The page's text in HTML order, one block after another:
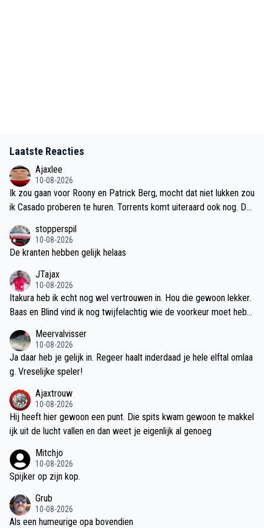
Laatste Reacties
Ajaxlee
10-08-2026
Ik zou gaan voor Roony en Patrick Berg, mocht dat niet lukken zou
ik Casado proberen te huren. Torrents komt uiteraard ook nog. Dan
en. Ik zou Itakura zeker nog een kans geven. Itakura is een tactisc
h sterke speler en ik denk dat hij onder Michel wel kan opbloeien.
nog een speler halen die in de buurt komt van zijn stats. Lang is ee
n vervelend mannetje maar zou voetballend een goede vervanger
zijn die in de buurt kan komen van de stats van Godts
stopperspil
10-08-2026
De kranten hebben gelijk helaas
JTajax
10-08-2026
Itakura heb ik echt nog wel vertrouwen in. Hou die gewoon lekker.
Baas en Blind vind ik nog twijfelachtig wie de voorkeur moet hebb
Meervalvisser
10-08-2026
Ja daar heb je gelijk in. Regeer haalt inderdaad je hele elftal omlaa
g. Vreselijke speler!
Ajaxtrouw
10-08-2026
Hij heeft hier gewoon een punt. Die spits kwam gewoon te makkel
ijk uit de lucht vallen en dan weet je eigenlijk al genoeg
Mitchjo
10-08-2026
Spijker op zijn kop.
Grub
10-08-2026
Als een humeurige opa bovendien